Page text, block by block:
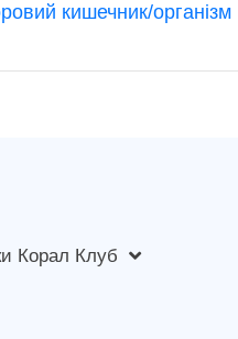
кишечник/організм
Корал Клуб